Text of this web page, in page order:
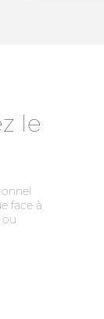
le
face à